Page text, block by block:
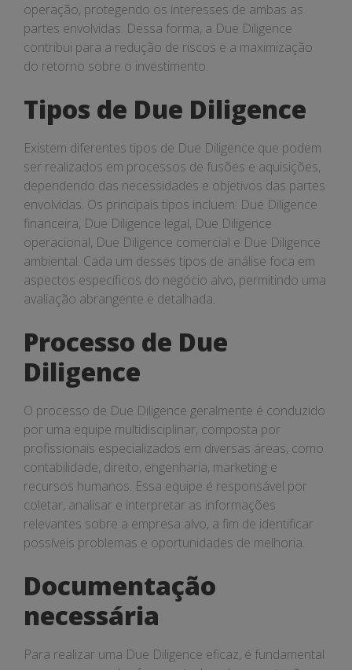
operação, protegendo os interesses de ambas as
partes envolvidas. Dessa forma, a Due Diligence
contribui para a redução de riscos e a maximização
do retorno sobre o investimento.
Tipos de Due Diligence
Existem diferentes tipos de Due Diligence que podem
ser realizados em processos de fusões e aquisições,
dependendo das necessidades e objetivos das partes
envolvidas. Os principais tipos incluem: Due Diligence
financeira, Due Diligence legal, Due Diligence
operacional, Due Diligence comercial e Due Diligence
ambiental. Cada um desses tipos de análise foca em
aspectos específicos do negócio alvo, permitindo uma
avaliação abrangente e detalhada.
Processo de Due
Diligence
O processo de Due Diligence geralmente é conduzido
por uma equipe multidisciplinar, composta por
profissionais especializados em diversas áreas, como
contabilidade, direito, engenharia, marketing e
recursos humanos. Essa equipe é responsável por
coletar, analisar e interpretar as informações
relevantes sobre a empresa alvo, a fim de identificar
possíveis problemas e oportunidades de melhoria.
Documentação
necessária
Para realizar uma Due Diligence eficaz, é fundamental